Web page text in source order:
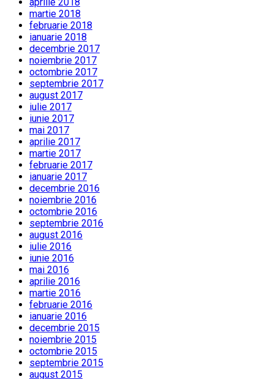
martie 2018
februarie 2018
ianuarie 2018
decembrie 2017
noiembrie 2017
octombrie 2017
septembrie 2017
august 2017
iulie 2017
iunie 2017
mai 2017
aprilie 2017
martie 2017
februarie 2017
ianuarie 2017
decembrie 2016
noiembrie 2016
octombrie 2016
septembrie 2016
august 2016
iulie 2016
iunie 2016
mai 2016
aprilie 2016
martie 2016
februarie 2016
ianuarie 2016
decembrie 2015
noiembrie 2015
octombrie 2015
septembrie 2015
august 2015